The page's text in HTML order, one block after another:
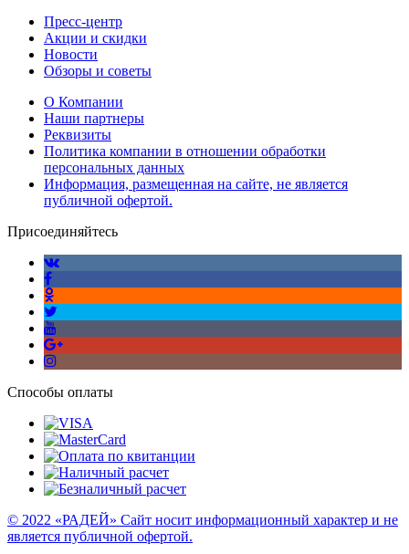
Пресс-центр
Акции и скидки
Новости
Обзоры и советы
О Компании
Наши партнеры
Реквизиты
Политика компании в отношении обработки
персональных данных
Информация, размещенная на сайте, не является
публичной офертой.
Присоединяйтесь
Способы оплаты
© 2022 «РАДЕЙ» Сайт носит информационный характер и не
является публичной офертой.